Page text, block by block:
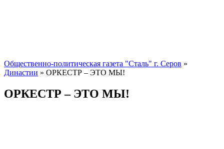
Общественно-политическая газета "Сталь" г. Серов »
Династии » ОРКЕСТР – ЭТО МЫ!
ОРКЕСТР – ЭТО МЫ!